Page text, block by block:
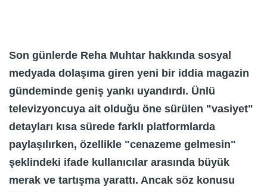
Son günlerde Reha Muhtar hakkında sosyal
medyada dolaşıma giren yeni bir iddia magazin
gündeminde geniş yankı uyandırdı. Ünlü
televizyoncuya ait olduğu öne sürülen "vasiyet"
detayları kısa sürede farklı platformlarda
paylaşılırken, özellikle "cenazeme gelmesin"
şeklindeki ifade kullanıcılar arasında büyük
merak ve tartışma yarattı. Ancak söz konusu